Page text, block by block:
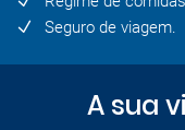
Seguro de viagem.
A sua